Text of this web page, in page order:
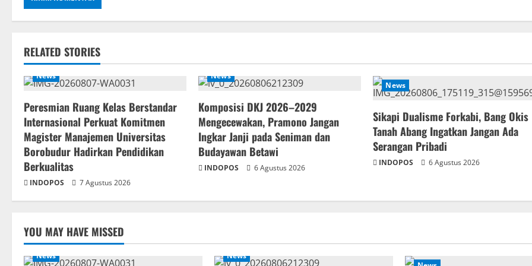
RELATED STORIES
News
Peresmian Ruang Kelas Berstandar
Internasional Perkuat Komitmen
Magister Manajemen Universitas
Borobudur Hadirkan Pendidikan
Berkualitas
INDOPOS 7 Agustus 2026
News
Komposisi DKJ 2026–2029
Mengecewakan, Pramono Jangan
Ingkar Janji pada Seniman dan
Budayawan Betawi
INDOPOS 6 Agustus 2026
News
Sikapi Dualisme Forkabi, Bang Okis
Tanah Abang Ingatkan Jangan Ada
Serangan Pribadi
INDOPOS 6 Agustus 2026
YOU MAY HAVE MISSED
News
News